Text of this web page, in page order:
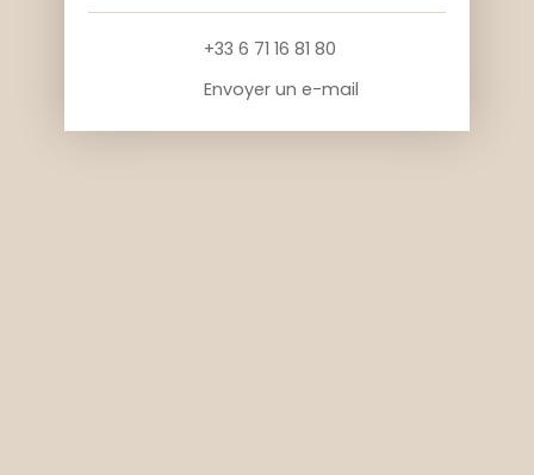
+33 6 71 16 81 80
Envoyer un e-mail